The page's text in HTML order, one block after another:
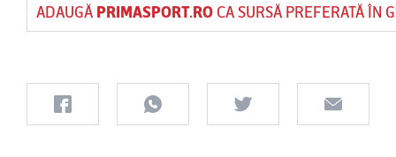
ADAUGĂ PRIMASPORT.ROCA SURSĂ PREFERATĂ ÎN